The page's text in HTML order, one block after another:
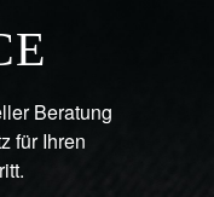
Beratung
für Ihren